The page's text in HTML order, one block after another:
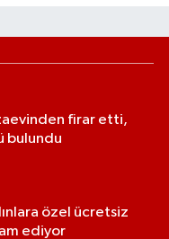
firar etti,
bulundu
özel ücretsiz
ediyor